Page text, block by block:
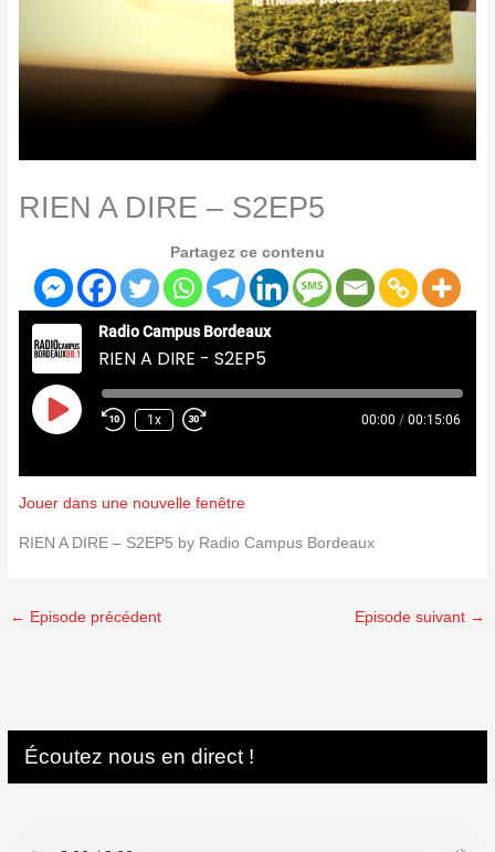
RIEN A DIRE – S2EP5
Partagez ce contenu
Radio Campus Bordeaux
RIEN A DIRE - S2EP5
Play
Episode
1x 00:00 / 00:15:06
Jouer dans une nouvelle fenêtre
RIEN A DIRE – S2EP5 by Radio Campus Bordeaux
← Episode précédent Episode suivant →
Écoutez nous en direct !